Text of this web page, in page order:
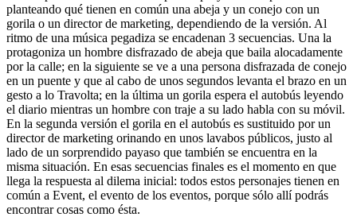
planteando qué tienen en común una abeja y un conejo con un
gorila o un director de marketing, dependiendo de la versión. Al
ritmo de una música pegadiza se encadenan 3 secuencias. Una la
protagoniza un hombre disfrazado de abeja que baila alocadamente
por la calle; en la siguiente se ve a una persona disfrazada de conejo
en un puente y que al cabo de unos segundos levanta el brazo en un
gesto a lo Travolta; en la última un gorila espera el autobús leyendo
el diario mientras un hombre con traje a su lado habla con su móvil.
En la segunda versión el gorila en el autobús es sustituido por un
director de marketing orinando en unos lavabos públicos, justo al
lado de un sorprendido payaso que también se encuentra en la
misma situación. En esas secuencias finales es el momento en que
llega la respuesta al dilema inicial: todos estos personajes tienen en
común a Event, el evento de los eventos, porque sólo allí podrás
encontrar cosas como ésta.